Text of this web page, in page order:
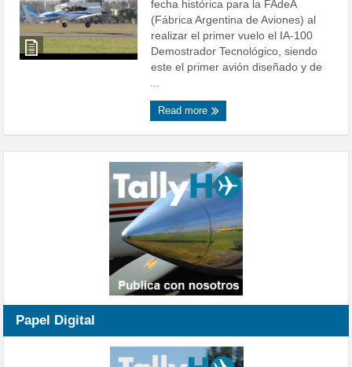
fecha histórica para la FAdeA
(Fábrica Argentina de Aviones) al
realizar el primer vuelo el IA-100
Demostrador Tecnológico, siendo
este el primer avión diseñado y de
...
Read more
Papel Digital